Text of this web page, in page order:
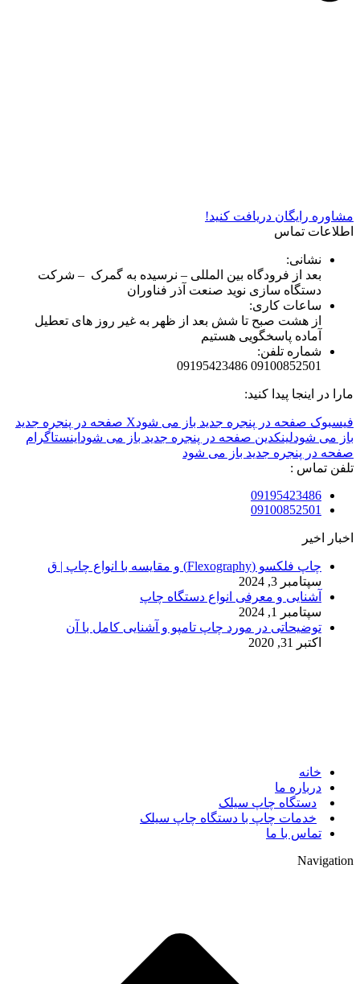
مشاوره رایگان دریافت کنید!
اطلاعات تماس
نشانی:
بعد از فرودگاه بین المللی – نرسیده به گمرک – شرکت
دستگاه سازی نوید صنعت آذر فناوران
ساعات کاری:
از هشت صبح تا شش بعد از ظهر به غیر روز های تعطیل
آماده پاسخگویی هستیم
شماره تلفن:
09100852501 09195423486
مارا در اینجا پیدا کنید:
فیسبوک صفحه در پنجره جدید باز می شود
X صفحه در پنجره جدید
باز می شودلینکدین صفحه در پنجره جدید باز می شود اینستاگرام
صفحه در پنجره جدید باز می شود
تلفن تماس :
09195423486
09100852501
اخبار اخیر
چاپ فلکسو (Flexography) و مقایسه با انواع چاپ | ق
سپتامبر 3, 2024
آشنایی و معرفی انواع دستگاه چاپ
سپتامبر 1, 2024
توضیحاتی در مورد چاپ تامپو و آشنایی کامل با آن
اکتبر 31, 2020
خانه
درباره ما
دستگاه چاپ سیلک
خدمات چاپ با دستگاه چاپ سیلک
تماس با ما
Navigation